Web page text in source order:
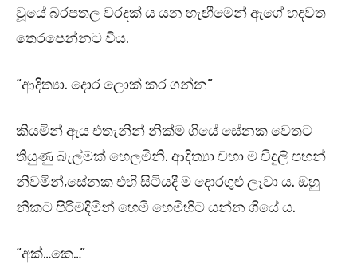
වූයේ බරපතල වරදක් ය යන හැඟීමෙන් ඇගේ හදවත
තෙරපෙන්නට විය.
“ආදිත්‍යා. දොර ලොක් කර ගන්න”
කියමින් ඇය එතැනින් නික්ම ගියේ සේනක වෙතට
තියුණු බැල්මක් හෙලමිනි. ආදිත්‍යා වහා ම විදුලි පහන්
නිවමින්,සේනක එහි සිටියදී ම දොරගුළු ලෑවා ය. ඔහු
නිකට පිරිමදිමින් හෙමි හෙමිහිට යන්න ගියේ ය.
“අක්…කෙ…”